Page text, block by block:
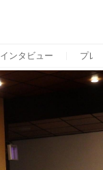
インタビュー プレ